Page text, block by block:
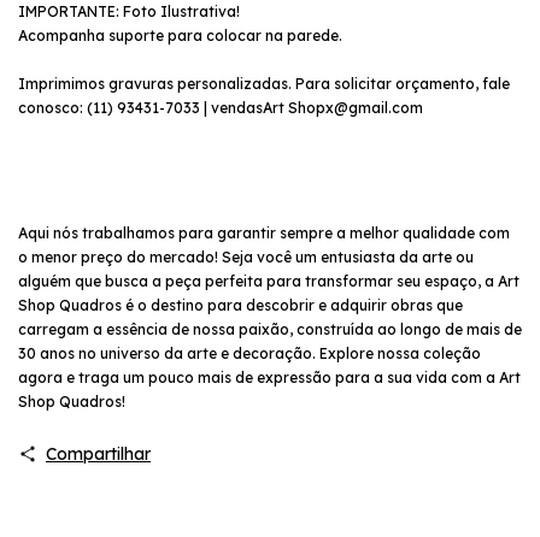
IMPORTANTE: Foto Ilustrativa!
Acompanha suporte para colocar na parede.
Imprimimos gravuras personalizadas. Para solicitar orçamento, fale
conosco: (11) 93431-7033 | vendasArt Shopx@gmail.com
Aqui nós trabalhamos para garantir sempre a melhor qualidade com
o menor preço do mercado! Seja você um entusiasta da arte ou
alguém que busca a peça perfeita para transformar seu espaço, a Art
Shop Quadros é o destino para descobrir e adquirir obras que
carregam a essência de nossa paixão, construída ao longo de mais de
30 anos no universo da arte e decoração. Explore nossa coleção
agora e traga um pouco mais de expressão para a sua vida com a Art
Shop Quadros!
Compartilhar